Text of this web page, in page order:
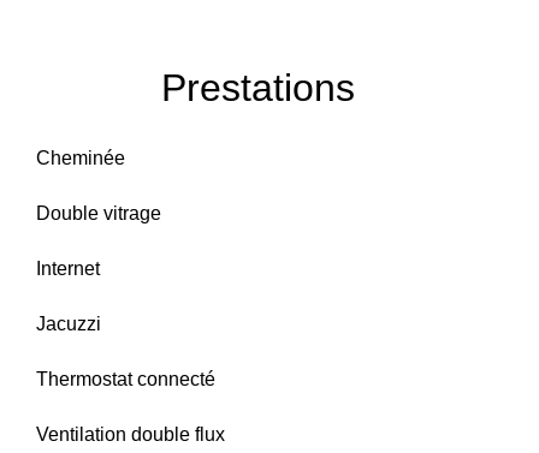
Prestations
Cheminée
Double vitrage
Internet
Jacuzzi
Thermostat connecté
Ventilation double flux